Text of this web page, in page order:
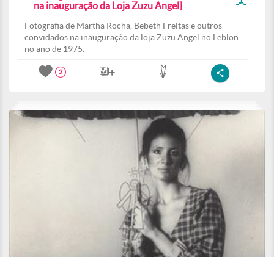
na inauguração da Loja Zuzu Angel]
Fotografia de Martha Rocha, Bebeth Freitas e outros
convidados na inauguração da loja Zuzu Angel no Leblon
no ano de 1975.
2